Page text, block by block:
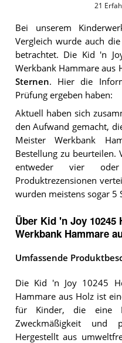
21
Bei unserem
Vergleich wurde auch
betrachtet. Die Kid 'n
Werkbank Hammare aus
Sternen. Hier die
Prüfung ergeben haben:
Aktuell haben sich
den Aufwand gemacht,
Meister Werkbank
Bestellung zu beurteilen.
entweder vier
Produktrezensionen
wurden meistens sogar 5
Über Kid 'n Joy
Werkbank Hammare
Umfassende
Die Kid 'n Joy 10245
Hammare aus Holz ist
für Kinder, die eine
Zweckmäßigkeit und
Hergestellt aus